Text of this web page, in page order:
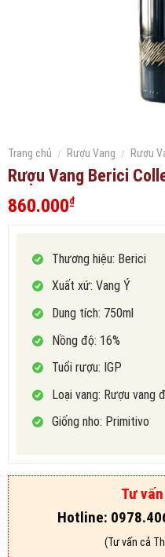
Trang chủ / Rượu Vang / Rượu
Rượu Vang Berici
860.000₫
Thương hiệu: Berici
Xuất xứ: Vang Ý
Dung tích: 750ml
Nồng độ: 16%
Tuổi rượu: IGP
Loại vang: Rượu vang
Giống nho: Primitivo
Tư
Hotline:
(Tư vấn cả